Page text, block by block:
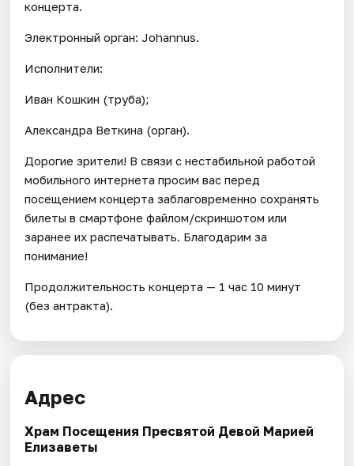
концерта.
Электронный орган: Johannus.
Исполнители:
Иван Кошкин (труба);
Александра Веткина (орган).
Дорогие зрители! В связи с нестабильной работой
мобильного интернета просим вас перед
посещением концерта заблаговременно сохранять
билеты в смартфоне файлом/скриншотом или
заранее их распечатывать. Благодарим за
понимание!
Продолжительность концерта — 1 час 10 минут
(без антракта).
Адрес
Храм Посещения Пресвятой Девой Марией
Елизаветы